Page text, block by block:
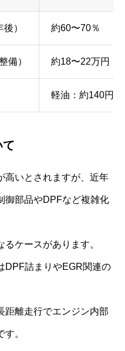
） 約60〜70％
備） 約18〜22万円
軽油：約140円/L
て
高いとされますが、近年
御部品やDPFなど複雑化
ケースがあります。
DPF詰まりやEGR関連の
距離走行でエンジン内部
。